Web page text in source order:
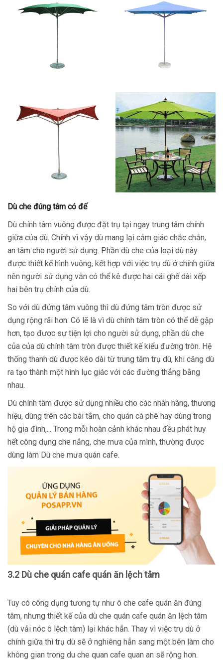
Dù che đúng tâm có đế
Dù chính tâm vuông được đặt trụ tại ngay trung tâm chính
giữa của dù. Chính vì vậy dù mang lại cảm giác chắc chắn,
an tâm cho người sử dụng. Phần dù che của loại dù này
được thiết kế hình vuông, kết hợp với việc trụ dù ở chính giữa
nên người sử dụng vẫn có thể kê được hai cái ghế dài xếp
hai bên trụ chính của dù.
So với dù đứng tâm vuông thì dù đứng tâm tròn được sử
dụng rộng rãi hơn. Có lẽ là vì dù chính tâm tròn có thể dễ gập
hơn, tạo được sự tiện lợi cho người sử dụng, phần dù che
của của dù chính tâm tròn được thiết kế kiểu đường tròn. Hệ
thống thanh dù được kéo dài từ trung tâm trụ dù, khi căng dù
ra tạo thành một hình lục giác với các đường thẳng bằng
nhau.
Dù chính tâm được sử dụng nhiều cho các nhãn hàng, thương
hiệu, dùng trên các bãi tắm, cho quán cà phê hay dùng trong
hộ gia đình,... Trong mỗi hoàn cảnh khác nhau đều phát huy
hết công dụng che nắng, che mưa của mình, thường được
dùng làm Dù che mưa quán cafe.
3.2 Dù che quán cafe quán ăn lệch tâm
Tuy có công dụng tương tự như ô che cafe quán ăn đúng
tâm, nhưng thiết kế của dù che quán cafe quán ăn lệch tâm
(dù vải nóc ô lệch tâm) lại khác hẳn. Thay vì việc trụ dù ở
chính giữa thì trụ dù sẽ ở nghiêng hẳn sang một bên làm cho
không gian trong du che quan cafe quan an sẽ rộng hơn.